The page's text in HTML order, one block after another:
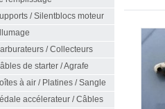
/ Silentblocs moteur
/ Collecteurs
de starter / Agrafe
à air / Platines / Sangle
accélerateur / Câbles